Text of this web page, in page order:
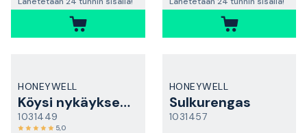
HONEYWELL
Köysi nykäyksenvaimentimella
1031449
5,0
HONEYWELL
Sulkurengas
1031457